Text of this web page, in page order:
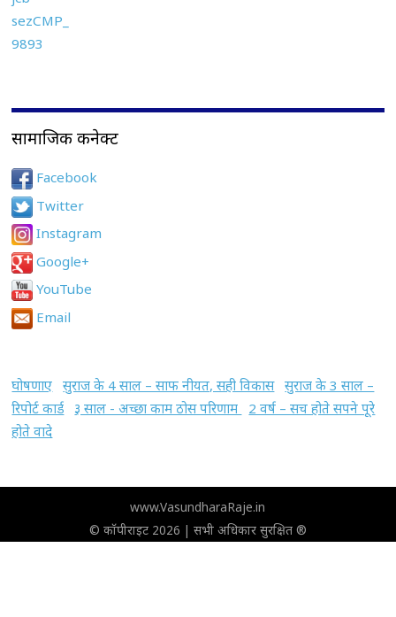
सामाजिक कनेक्ट
Facebook
Twitter
Instagram
Google+
YouTube
Email
घोषणाए सुराज के 4 साल – साफ नीयत, सही विकास सुराज के 3 साल –
रिपोर्ट कार्ड
३ साल - अच्छा काम ठोस परिणाम
2 वर्ष – सच होते सपने पूरे
होते वादे
www.VasundharaRaje.in
© कॉपीराइट 2026 | सभी अधिकार सुरक्षित ®